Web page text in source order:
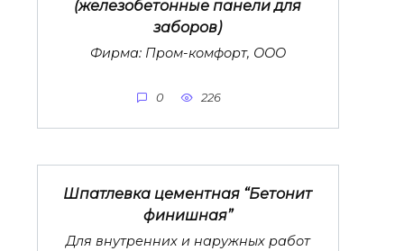
(железобетонные панели для
заборов)
Фирма: Пром-комфорт, ООО
0 226
Шпатлевка цементная “Бетонит
финишная”
Для внутренних и наружных работ